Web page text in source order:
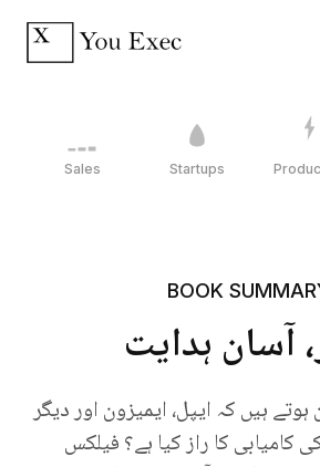
Sales Startups
BOOK
آسان ہدایت
ہیں کہ ایپل، ایمیزون اور دیگر
کامیابی کا راز کیا ہے؟ فیلکس